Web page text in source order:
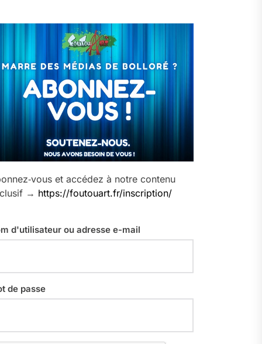
et accédez à notre contenu
→ https://foutouart.fr/inscription/
d'utilisateur ou adresse e-mail
de passe